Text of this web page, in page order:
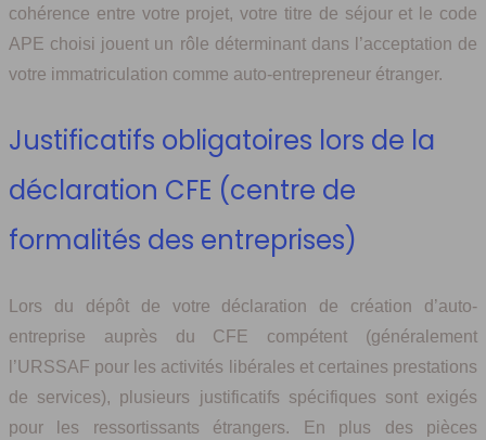
cohérence entre votre projet, votre titre de séjour et le code
APE choisi jouent un rôle déterminant dans l’acceptation de
votre immatriculation comme auto-entrepreneur étranger.
Justificatifs obligatoires lors de la
déclaration CFE (centre de
formalités des entreprises)
Lors du dépôt de votre déclaration de création d’auto-
entreprise auprès du CFE compétent (généralement
l’URSSAF pour les activités libérales et certaines prestations
de services), plusieurs justificatifs spécifiques sont exigés
pour les ressortissants étrangers. En plus des pièces